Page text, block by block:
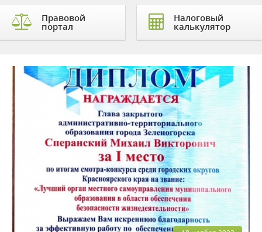
Правовой
портал
Налоговый
калькулятор